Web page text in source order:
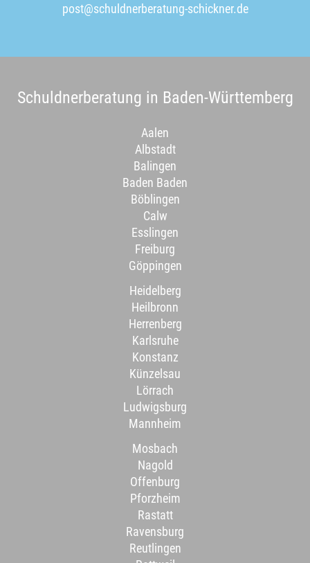
post@schuldnerberatung-schickner.de
Schuldnerberatung in Baden-Württemberg
Aalen
Albstadt
Balingen
Baden Baden
Böblingen
Calw
Esslingen
Freiburg
Göppingen
Heidelberg
Heilbronn
Herrenberg
Karlsruhe
Konstanz
Künzelsau
Lörrach
Ludwigsburg
Mannheim
Mosbach
Nagold
Offenburg
Pforzheim
Rastatt
Ravensburg
Reutlingen